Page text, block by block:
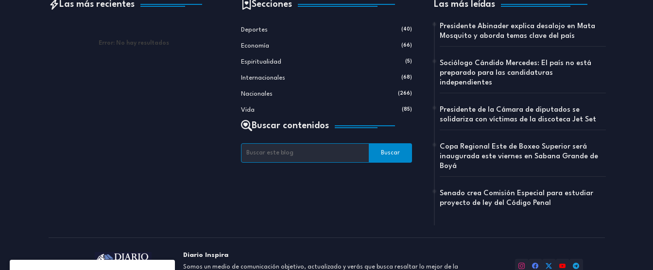
Las más recientes
Error: No hay resultados
Secciones
Deportes (40)
Economía (66)
Espiritualidad (5)
Internacionales (68)
Nacionales (266)
Vida (85)
Buscar contenidos
Las más leídas
Presidente Abinader explica desalojo en Mata
Mosquito y aborda temas clave del país
Sociólogo Cándido Mercedes: El país no está
preparado para las candidaturas
independientes
Presidente de la Cámara de diputados se
solidariza con víctimas de la discoteca Jet Set
Copa Regional Este de Boxeo Superior será
inaugurada este viernes en Sabana Grande de
Boyá
Senado crea Comisión Especial para estudiar
proyecto de ley del Código Penal
Diario Inspira
Somos un medio de comunicación objetivo, actualizado y verás que busca resaltar lo mejor de la